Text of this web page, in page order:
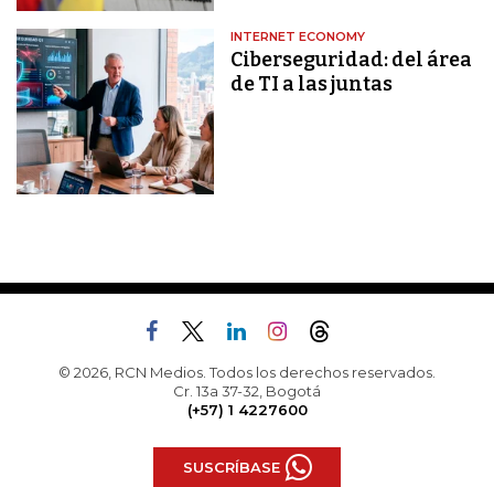
INTERNET ECONOMY
Ciberseguridad: del área
de TI a las juntas
© 2026, RCN Medios. Todos los derechos reservados.
Cr. 13a 37-32, Bogotá
(+57) 1 4227600
SUSCRÍBASE